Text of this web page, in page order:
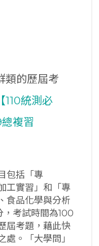
類的歷屆考
【110統測必
複習
包括「專
工實習」和「專
食品化學與分析
考試時間為100
屆考題，藉此快
。「大學問」